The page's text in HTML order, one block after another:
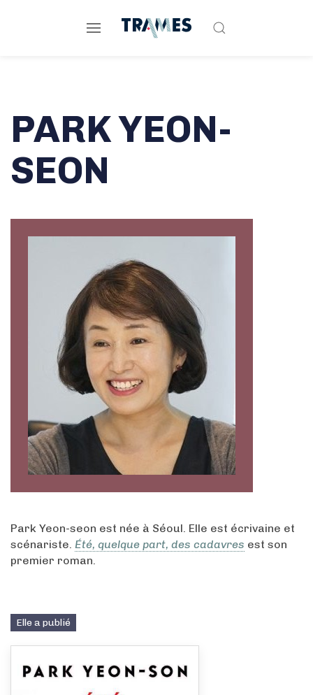
PARK YEON-
SEON
Park Yeon-seon est née à Séoul. Elle est écrivaine et
scénariste. Été, quelque part, des cadavres est son
premier roman.
Elle a publié